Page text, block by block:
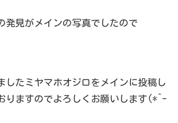
発見がメインの写真でしたので
したミヤマホオジロをメインに投稿し
りますのでよろしくお願いします(*^-